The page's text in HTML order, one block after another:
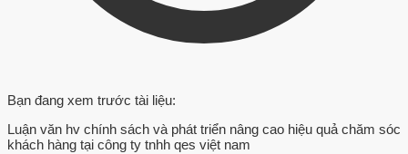
Bạn đang xem trước tài liệu:
Luận văn hv chính sách và phát triển nâng cao hiệu quả chăm sóc
khách hàng tại công ty tnhh qes việt nam